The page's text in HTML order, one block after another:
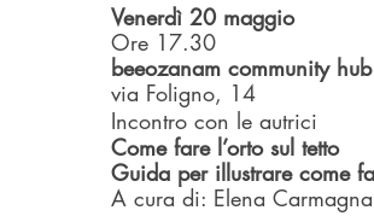
Venerdì 20 maggio
Ore 17.30
beeozanam community hub
via Foligno, 14
Incontro con le autrici
Come fare l’orto sul tetto
Guida per illustrare come
A cura di: Elena